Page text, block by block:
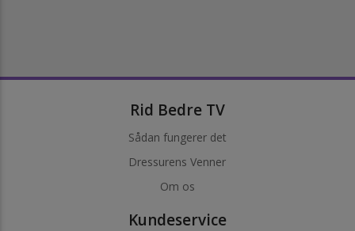
Rid Bedre TV
Sådan fungerer det
Dressurens Venner
Om os
Kundeservice